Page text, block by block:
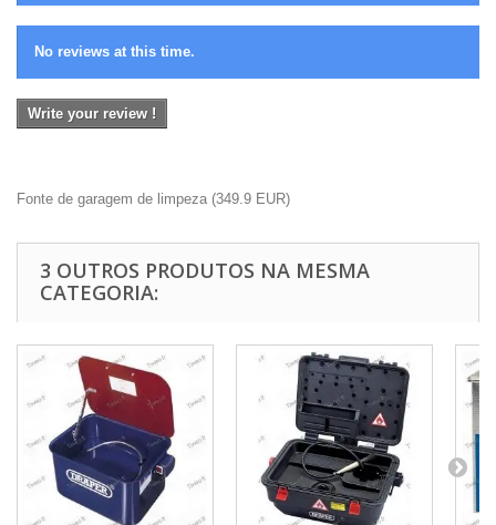
No reviews at this time.
Write your review !
Fonte de garagem de limpeza (349.9 EUR)
3 OUTROS PRODUTOS NA MESMA
CATEGORIA: